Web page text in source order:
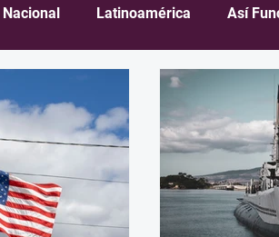
Nacional Latinoamérica Así
Arte & Cultura
Vivienda
inspiran Gobierno